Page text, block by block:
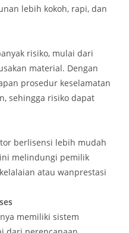
lebih kokoh, rapi, dan
risiko, mulai dari
material. Dengan
prosedur keselamatan
sehingga risiko dapat
berlisensi lebih mudah
melindungi pemilik
atau wanprestasi
memiliki sistem